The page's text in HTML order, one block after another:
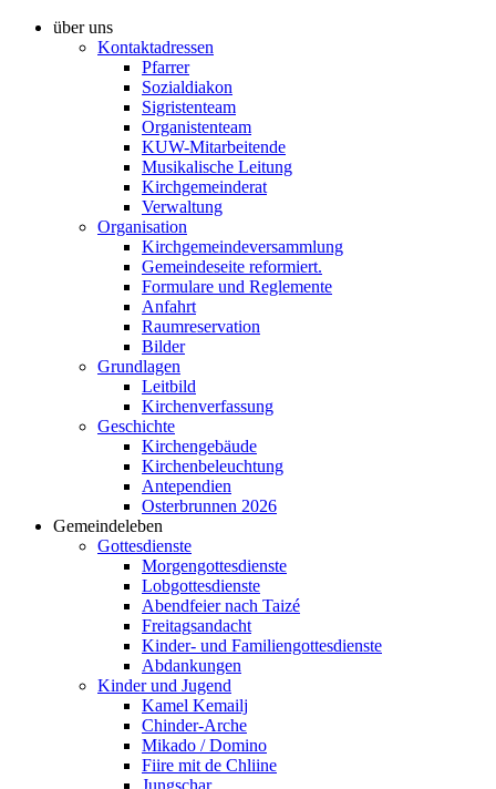
über uns
Kontaktadressen
Pfarrer
Sozialdiakon
Sigristenteam
Organistenteam
KUW-Mitarbeitende
Musikalische Leitung
Kirchgemeinderat
Verwaltung
Organisation
Kirchgemeindeversammlung
Gemeindeseite reformiert.
Formulare und Reglemente
Anfahrt
Raumreservation
Bilder
Grundlagen
Leitbild
Kirchenverfassung
Geschichte
Kirchengebäude
Kirchenbeleuchtung
Antependien
Osterbrunnen 2026
Gemeindeleben
Gottesdienste
Morgengottesdienste
Lobgottesdienste
Abendfeier nach Taizé
Freitagsandacht
Kinder- und Familien­gottesdienste
Abdankungen
Kinder und Jugend
Kamel Kemailj
Chinder-Arche
Mikado / Domino
Fiire mit de Chliine
Jungschar